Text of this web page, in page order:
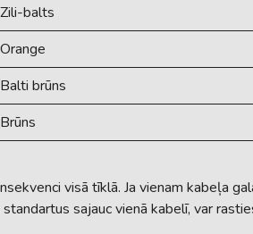
Zili-balts
Orange
Balti brūns
Brūns
visā tīklā. Ja vienam kabeļa
sajauc vienā kabelī, var